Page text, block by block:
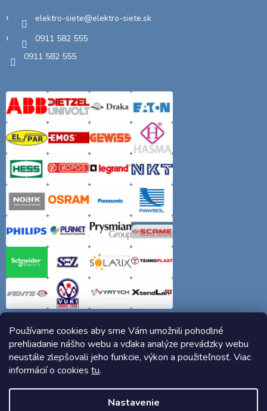
Používame cookies aby sme Vám umožnili pohodlné
prehliadanie nášho webu a vďaka analýze prevádzky webu
neustále zlepšovali jeho funkcie, výkon a použiteľnosť. Viac
informácií o cookies tu.
Nastavenie
elektro-siete@elektro-siete.sk
0911 582 555
0911 582 555
Copyright 2026Elektro-siete.sk. Všetky práva vyhradené.